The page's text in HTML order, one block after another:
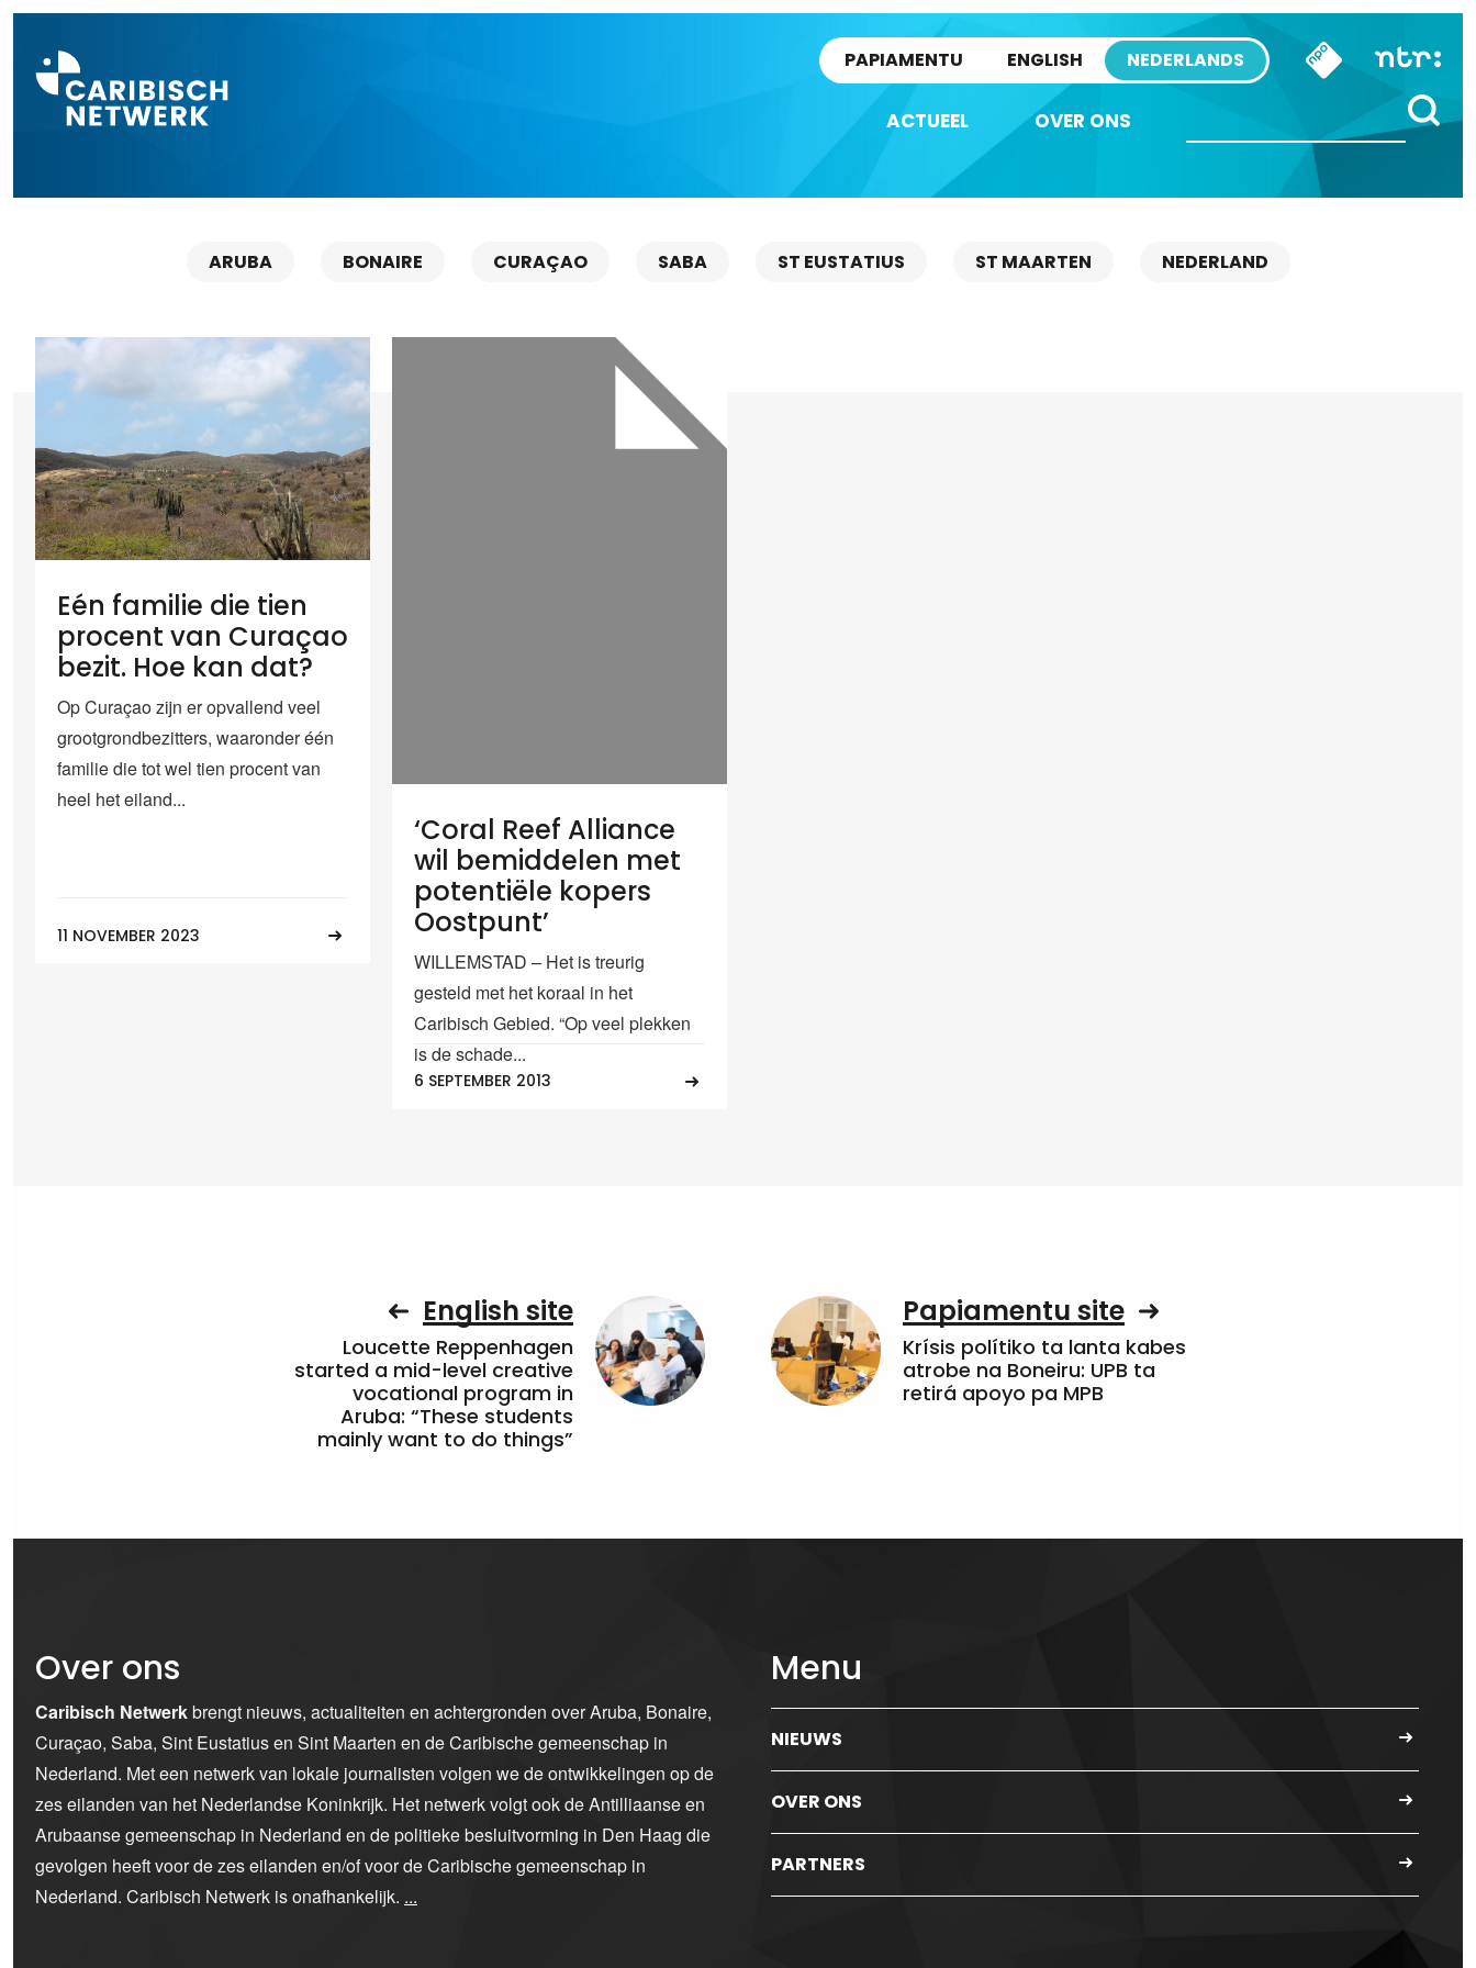
PAPIAMENTU ENGLISH NEDERLANDS
ACTUEEL OVER ONS
ARUBA BONAIRE CURAÇAO SABA ST EUSTATIUS ST MAARTEN NEDERLAND
Eén familie die tien
procent van Curaçao
bezit. Hoe kan dat?
Op Curaçao zijn er opvallend veel
grootgrondbezitters, waaronder één
familie die tot wel tien procent van
heel het eiland...
11 NOVEMBER 2023
‘Coral Reef Alliance
wil bemiddelen met
potentiële kopers
Oostpunt’
WILLEMSTAD – Het is treurig
gesteld met het koraal in het
Caribisch Gebied. “Op veel plekken
is de schade...
6 SEPTEMBER 2013
English site
Loucette Reppenhagen
started a mid-level creative
vocational program in
Aruba: “These students
mainly want to do things”
Papiamentu site
Krísis polítiko ta lanta kabes
atrobe na Boneiru: UPB ta
retirá apoyo pa MPB
Over ons
Caribisch Netwerkbrengt nieuws, actualiteiten en achtergronden over Aruba, Bonaire,
Curaçao, Saba, Sint Eustatius en Sint Maarten en de Caribische gemeenschap in
Nederland. Met een netwerk van lokale journalisten volgen we de ontwikkelingen op de
zes eilanden van het Nederlandse Koninkrijk. Het netwerk volgt ook de Antilliaanse en
Arubaanse gemeenschap in Nederland en de politieke besluitvorming in Den Haag die
gevolgen heeft voor de zes eilanden en/of voor de Caribische gemeenschap in
Nederland. Caribisch Netwerk is onafhankelijk. ...
Menu
NIEUWS
OVER ONS
PARTNERS